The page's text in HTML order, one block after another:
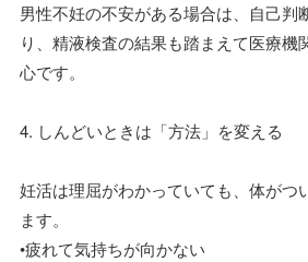
男性不妊の不安がある場合は、自己判
り、精液検査の結果も踏まえて医療機
心です。
4. しんどいときは「方法」を変える
妊活は理屈がわかっていても、体がつ
ます。
•疲れて気持ちが向かない